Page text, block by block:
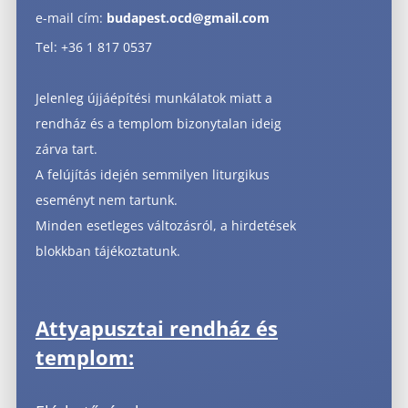
e-mail cím: budapest.ocd@gmail.com
Tel: +36 1 817 0537
Jelenleg újjáépítési munkálatok miatt a
rendház és a templom bizonytalan ideig
zárva tart.
A felújítás idején semmilyen liturgikus
eseményt nem tartunk.
Minden esetleges változásról, a hirdetések
blokkban tájékoztatunk.
Attyapusztai rendház és
templom: